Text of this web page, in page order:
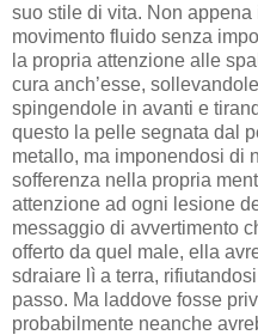
suo stile di vita. Non
movimento fluido senza
la propria attenzione alle
cura anch’esse,
spingendole in avanti e
questo la pelle segnata dal
metallo, ma imponendosi di
sofferenza nella propria
attenzione ad ogni lesione
messaggio di avvertimento
offerto da quel male, ella
sdraiare lì a terra,
passo. Ma laddove fosse
probabilmente neanche